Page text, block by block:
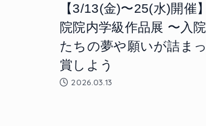
【3/13(金)〜25(水)開催
院院内学級作品展 〜入
たちの夢や願いが詰ま
賞しよう
2026.03.13